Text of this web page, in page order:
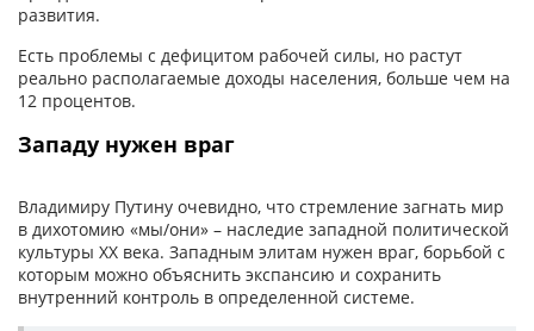
развития.
Есть проблемы с дефицитом рабочей силы, но растут
реально располагаемые доходы населения, больше чем на
12 процентов.
Западу нужен враг
Владимиру Путину очевидно, что стремление загнать мир
в дихотомию «мы/они» – наследие западной политической
культуры ХХ века. Западным элитам нужен враг, борьбой с
которым можно объяснить экспансию и сохранить
внутренний контроль в определенной системе.